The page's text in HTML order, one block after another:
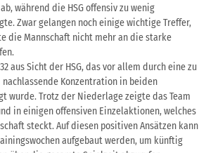
während die HSG offensiv zu wenig
Zwar gelangen noch einige wichtige Treffer,
die Mannschaft nicht mehr an die starke
aus Sicht der HSG, das vor allem durch eine zu
nachlassende Konzentration in beiden
wurde. Trotz der Niederlage zeigte das Team
in einigen offensiven Einzelaktionen, welches
steckt. Auf diesen positiven Ansätzen kann
aufgebaut werden, um künftig